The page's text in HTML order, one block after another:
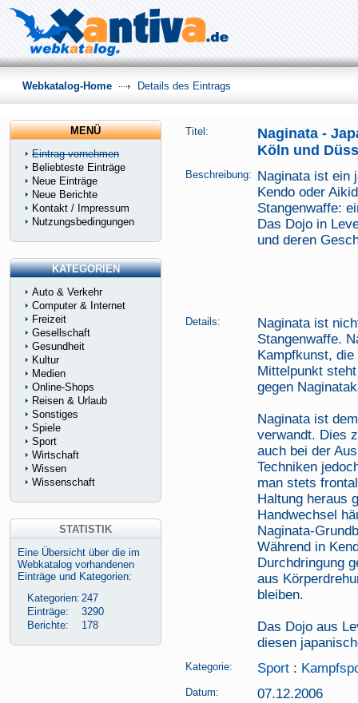
Titel:
Naginata -
Köln und
Beschreibung: Naginata ist ein
Kendo oder
Stangenwaffe:
Das Dojo in
und deren
Details:
Naginata ist
Stangenwaffe.
Kampfkunst,
Mittelpunkt
gegen
Naginata ist
verwandt. Dies
auch bei der
Techniken
man stets
Haltung heraus
Handwechsel
Naginata-
Während in
Durchdringung
aus
bleiben.
Das Dojo aus
diesen
Kategorie: Sport :
Datum: 07.12.2006
Webkatalog-Home Details des Eintrags
MENÜ
Eintrag vornehmen
Beliebteste Einträge
Neue Einträge
Neue Berichte
Kontakt / Impressum
Nutzungsbedingungen
KATEGORIEN
Auto & Verkehr
Computer & Internet
Freizeit
Gesellschaft
Gesundheit
Kultur
Medien
Online-Shops
Reisen & Urlaub
Sonstiges
Spiele
Sport
Wirtschaft
Wissen
Wissenschaft
STATISTIK
Eine Übersicht über die im
Webkatalog vorhandenen
Einträge und Kategorien:
Kategorien: 247
Einträge:
3290
Berichte:
178